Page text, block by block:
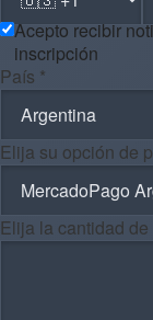
Acepto recibir
inscripción
País *
Elija su opción de
Elija la cantidad de